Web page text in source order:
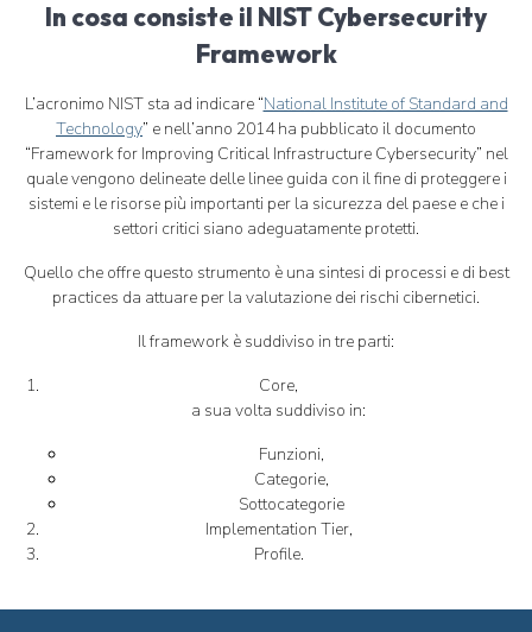
In cosa consiste il NIST Cybersecurity
Framework
L’acronimo NIST sta ad indicare “National Institute of Standard and
Technology” e nell’anno 2014 ha pubblicato il documento
“Framework for Improving Critical Infrastructure Cybersecurity” nel
quale vengono delineate delle linee guida con il fine di proteggere i
sistemi e le risorse più importanti per la sicurezza del paese e che i
settori critici siano adeguatamente protetti.
Quello che offre questo strumento è una sintesi di processi e di best
practices da attuare per la valutazione dei rischi cibernetici.
Il framework è suddiviso in tre parti:
Core,
a sua volta suddiviso in:
Funzioni,
Categorie,
Sottocategorie
Implementation Tier,
Profile.